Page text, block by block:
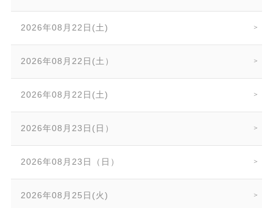
2026年08月22日(土)
2026年08月22日(土）
2026年08月22日(土)
2026年08月23日(日）
2026年08月23日（日）
2026年08月25日(火)